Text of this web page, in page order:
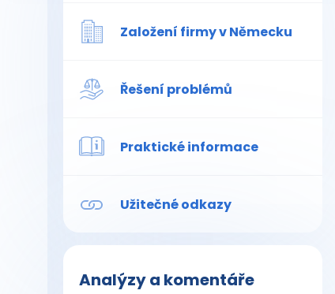
Založení firmy v Německu
Řešení problémů
Praktické informace
Užitečné odkazy
Analýzy a komentáře